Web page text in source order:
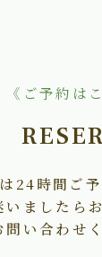
《ご予約は
24時間ご予
いましたら
問い合わせ